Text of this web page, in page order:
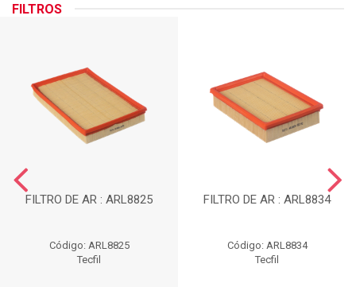
FILTROS
FILTRO DE AR : ARL8825
Código: ARL8825
Tecfil
FILTRO DE AR : ARL8834
Código: ARL8834
Tecfil